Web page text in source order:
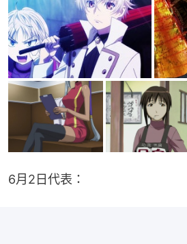
6月2日代表：